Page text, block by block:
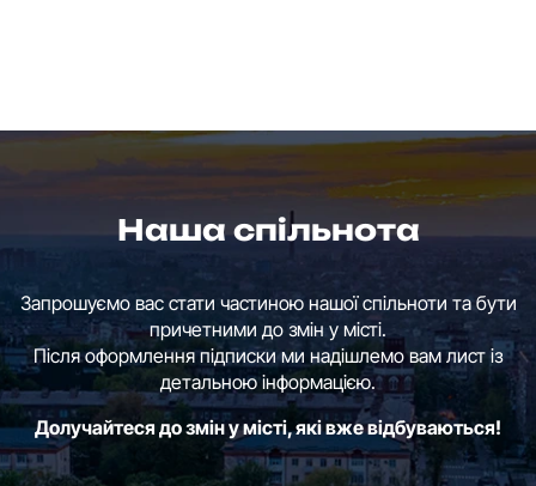
Наша спільнота
Запрошуємо вас стати частиною нашої спільноти та бути
причетними до змін у місті.
Після оформлення підписки ми надішлемо вам лист із
детальною інформацією.
Долучайтеся до змін у місті, які вже відбуваються!